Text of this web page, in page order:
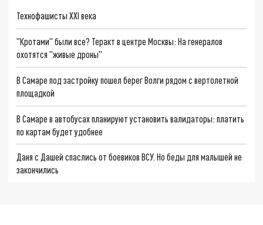
Технофашисты XXI века
"Кротами" были все? Теракт в центре Москвы: На генералов
охотятся "живые дроны"
В Самаре под застройку пошел берег Волги рядом с вертолетной
площадкой
В Самаре в автобусах планируют установить валидаторы: платить
по картам будет удобнее
Даня с Дашей спаслись от боевиков ВСУ. Но беды для малышей не
закончились